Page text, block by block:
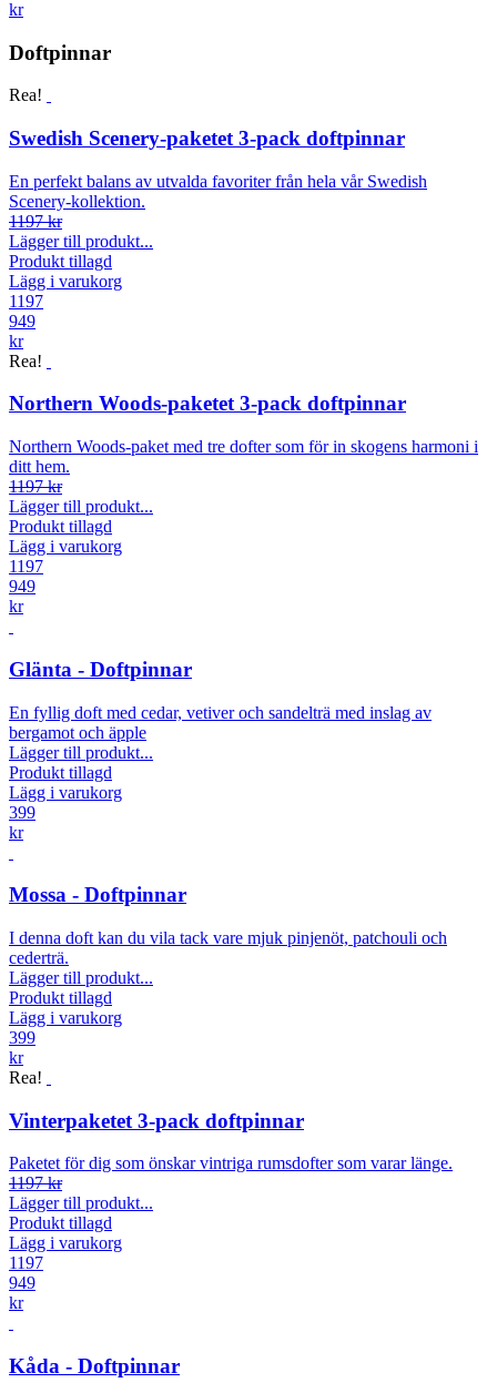
kr
Doftpinnar
Rea!
Swedish Scenery-paketet 3-pack doftpinnar
En perfekt balans av utvalda favoriter från hela vår Swedish
Scenery-kollektion.
1197 kr
Lägger till produkt...
Produkt tillagd
Lägg i varukorg
1197
949
kr
Rea!
Northern Woods-paketet 3-pack doftpinnar
Northern Woods-paket med tre dofter som för in skogens harmoni i
ditt hem.
1197 kr
Lägger till produkt...
Produkt tillagd
Lägg i varukorg
1197
949
kr
Glänta - Doftpinnar
En fyllig doft med cedar, vetiver och sandelträ med inslag av
bergamot och äpple
Lägger till produkt...
Produkt tillagd
Lägg i varukorg
399
kr
Mossa - Doftpinnar
I denna doft kan du vila tack vare mjuk pinjenöt, patchouli och
cederträ.
Lägger till produkt...
Produkt tillagd
Lägg i varukorg
399
kr
Rea!
Vinterpaketet 3-pack doftpinnar
Paketet för dig som önskar vintriga rumsdofter som varar länge.
1197 kr
Lägger till produkt...
Produkt tillagd
Lägg i varukorg
1197
949
kr
Kåda - Doftpinnar